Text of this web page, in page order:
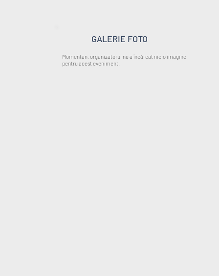
GALERIE FOTO
Momentan, organizatorul nu a încărcat nicio imagine
pentru acest eveniment.